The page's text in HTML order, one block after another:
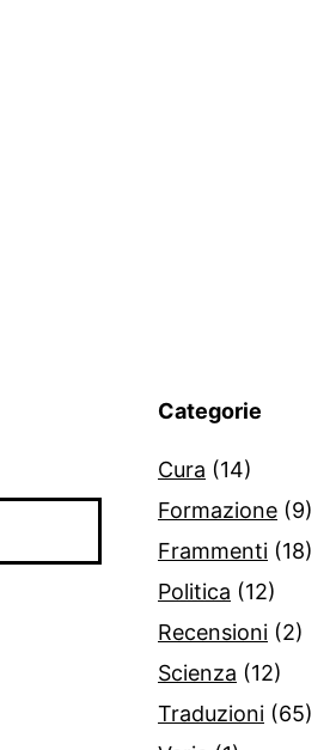
Categorie
Cura (14)
Formazione (9)
Frammenti (18)
Politica (12)
Recensioni (2)
Scienza (12)
Traduzioni (65)